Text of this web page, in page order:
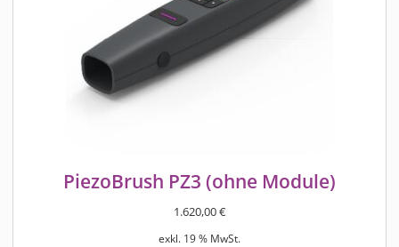
PiezoBrush PZ3 (ohne Module)
1.620,00€
exkl. 19 % MwSt.